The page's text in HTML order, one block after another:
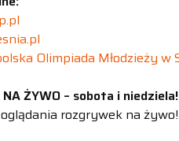
Olimpiada Młodzieży
NA ŻYWO – sobota i niedziela!
rozgrywek na żywo!